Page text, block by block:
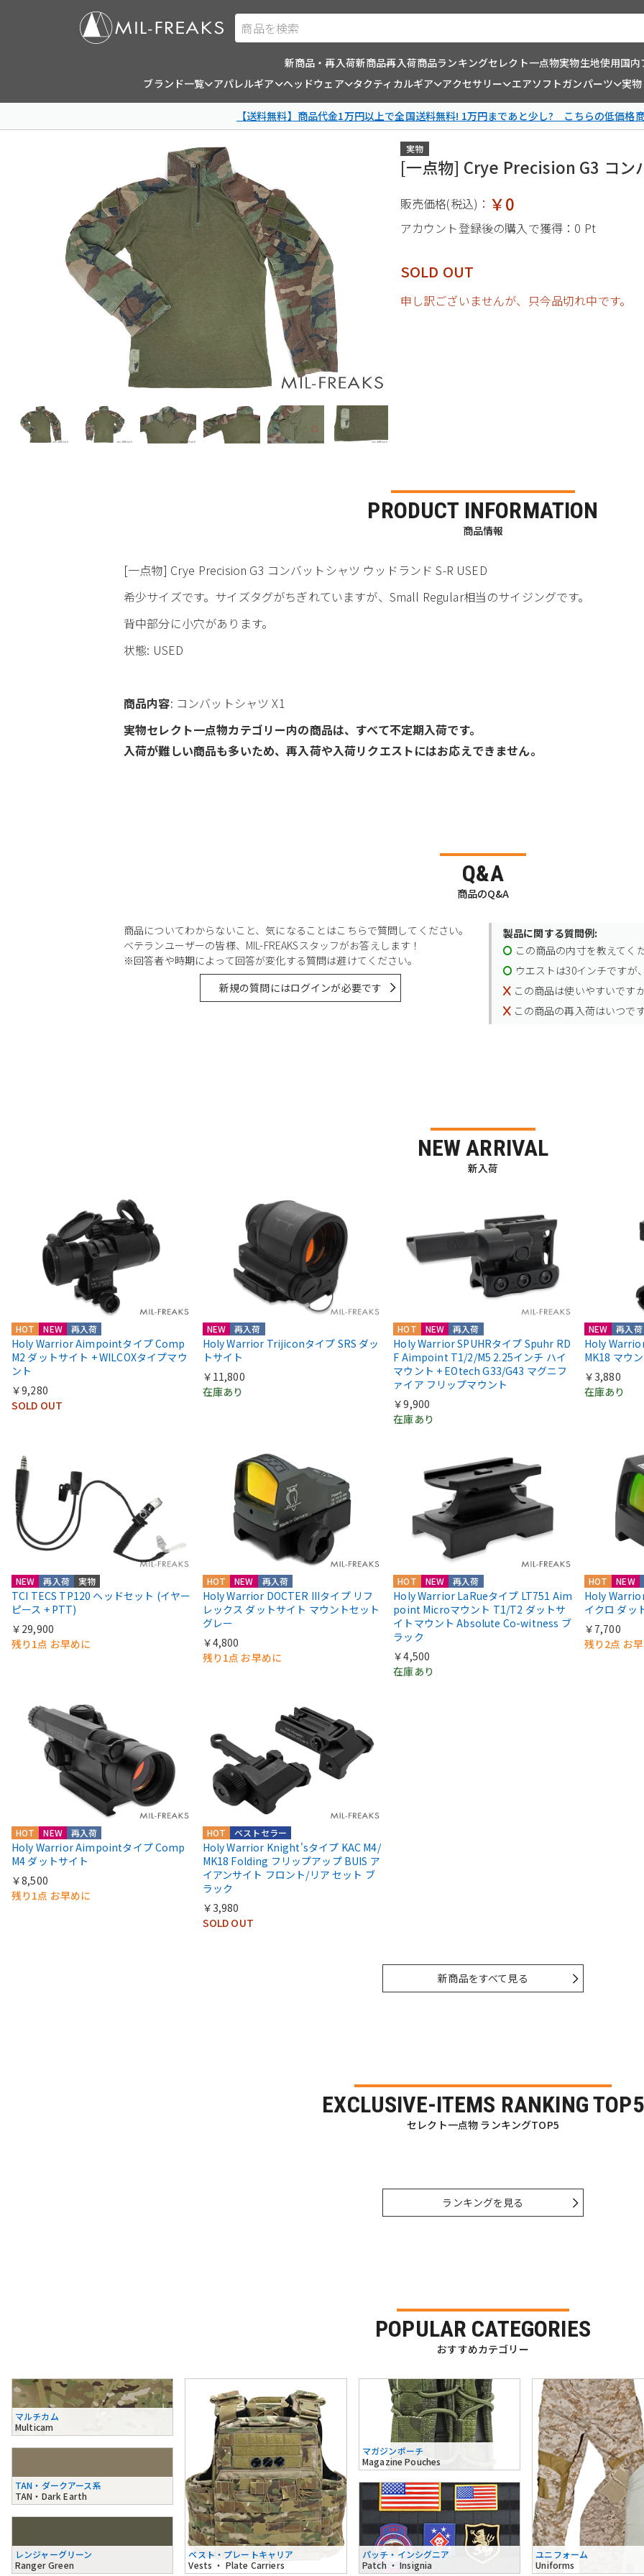
商品を検索
新商品・再入荷新商品再入荷商品ランキングセレクト一点物実物生地使用国内
ブランド一覧
アパレルギア ヘッドウェア タクティカルギア アクセサリー エアソフトガンパーツ 実
【送料無料】商品代金1万円以上で全国送料無料! 1万円まであと少し? こちらの低価格
実物
[一点物] Crye Precision G3 コン
販売価格(税込)： ￥0
アカウント登録後の購入で獲得： 0 Pt
SOLD OUT
申し訳ございませんが、只今品切れ中です。
PRODUCT INFORMATION
商品情報
[一点物] Crye Precision G3 コンバットシャツ ウッドランド S-R USED
希少サイズです。サイズタグがちぎれていますが、Small Regular相当のサイジングです。
背中部分に小穴があります。
状態: USED
商品内容: コンバットシャツ X1
実物セレクト一点物カテゴリー内の商品は、すべて不定期入荷です。
入荷が難しい商品も多いため、再入荷や入荷リクエストにはお応えできません。
Q&A
商品のQ&A
商品についてわからないこと、気になることはこちらで質問してください。
ベテランユーザーの皆様、MIL-FREAKSスタッフがお答えします！
※回答者や時期によって回答が変化する質問は避けてください。
新規の質問にはログインが必要です
製品に関する質問例:
この商品の内寸を教えてく
ウエストは30インチですが
この商品は使いやすいです
この商品の再入荷はいつで
NEW ARRIVAL
新入荷
HOT NEW 再入荷
Holy Warrior Aimpointタイプ Comp
M2 ダットサイト + WILCOXタイプマウ
ント
￥9,280
SOLD OUT
NEW 再入荷
Holy Warrior Trijiconタイプ SRS ダッ
トサイト
￥11,800
在庫あり
HOT NEW 再入荷
Holy Warrior SPUHRタイプ Spuhr RD
F Aimpoint T1/2/M5 2.25インチ ハイ
マウント + EOtech G33/G43 マグニフ
ァイア フリップマウント
￥9,900
在庫あり
NEW 再入荷
Holy
MK18 マウ
￥3,880
在庫あり
NEW 再入荷 実物
TCI TECS TP120 ヘッドセット (イヤー
ピース + PTT)
￥29,900
残り1点 お早めに
HOT NEW 再入荷
Holy Warrior DOCTER IIIタイプ リフ
レックス ダットサイト マウントセット
グレー
￥4,800
残り1点 お早めに
HOT NEW 再入荷
Holy Warrior LaRueタイプ LT751 Aim
point Microマウント T1/T2 ダットサ
イトマウント Absolute Co-witness ブ
ラック
￥4,500
在庫あり
HOT NEW
Holy
イクロ ダッ
￥7,700
残り2点 お
HOT NEW 再入荷
Holy Warrior Aimpointタイプ Comp
M4 ダットサイト
￥8,500
残り1点 お早めに
HOT ベストセラー
Holy Warrior Knight'sタイプ KAC M4/
MK18 Folding フリップアップ BUIS ア
イアンサイト フロント/リア セット ブ
ラック
￥3,980
SOLD OUT
新商品をすべて見る
EXCLUSIVE-ITEMS RANKING TOP5
セレクト一点物 ランキングTOP5
ランキングを見る
POPULAR CATEGORIES
おすすめカテゴリー
マルチカム
Multicam
TAN・ダークアース系
TAN・Dark Earth
レンジャーグリーン
Ranger Green
ベスト・プレートキャリア
Vests ・ Plate Carriers
マガジンポーチ
Magazine Pouches
パッチ・インシグニア
Patch ・ Insignia
ユニフォーム
Uniforms